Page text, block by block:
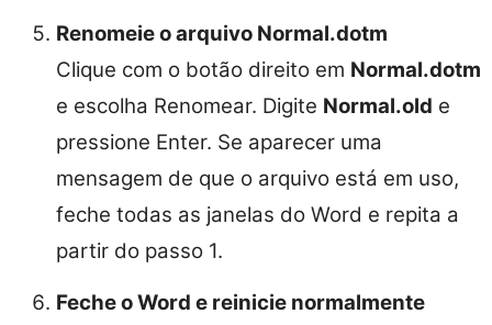
Renomeie o arquivo Normal.dotm
Clique com o botão direito em Normal.dotm
e escolha Renomear. Digite Normal.old e
pressione Enter. Se aparecer uma
mensagem de que o arquivo está em uso,
feche todas as janelas do Word e repita a
partir do passo 1.
Feche o Word e reinicie normalmente